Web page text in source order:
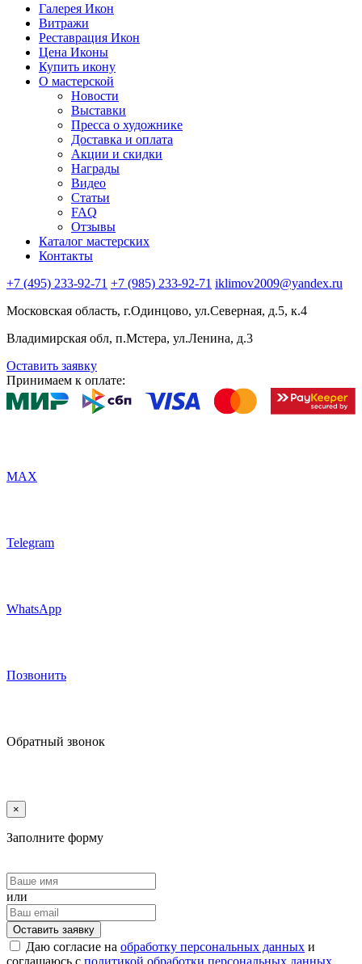
Галерея Икон
Витражи
Реставрация Икон
Цена Иконы
Купить икону
О мастерской
Новости
Выставки
Пресса о художнике
Доставка и оплата
Акции и скидки
Награды
Видео
Статьи
FAQ
Отзывы
Каталог мастерских
Контакты
+7 (495) 233-92-71 +7 (985) 233-92-71 iklimov2009@yandex.ru
Московская область, г.Одинцово, ул.Северная, д.5, к.4
Владимирская обл, п.Мстера, ул.Ленина, д.3
Оставить заявку
Принимаем к оплате:
MAX
Telegram
WhatsApp
Позвонить
Обратный звонок
×
Заполните форму
или
Оставить заявку
Даю согласие на обработку персональных данных и